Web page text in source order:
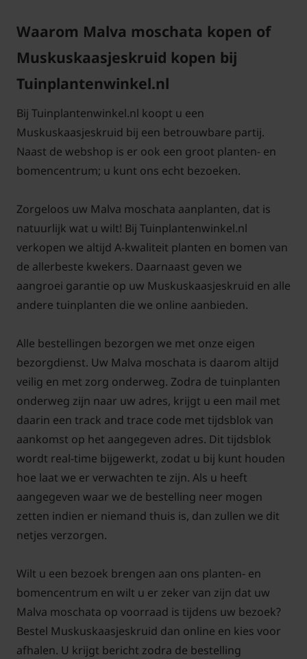
Een licht vochtige bodem heeft de voorkeur, maar
langdurig natte voeten worden niet goed verdragen.
Door uitgebloeide bloemen in de zomermaanden
weg te knippen, stimuleer je een tweede bloei in het
najaar en blijft de plant er verzorgd uitzien.
Deze soort uit de Kaasjeskruidfamilie laat zich
uitstekend combineren met andere vaste planten,
kleurrijke en ecologisch waardevolle border. Voor
een goede start is het aan te raden om bij het
aanplanten gebruik te maken van aanplantgrond en
meststoffen voor borders of bloemenweides. Zo
geniet je optimaal van deze prachtige plant, die niet
alleen je tuin, maar ook de lokale insecten en vogels
Standplaats Malva moschata
Muskuskaasjeskruid past goed in een natuurlijke
border, cottage-achtige beplanting of een wat losse,
zomerse tuin. Een plek in de zon of lichte
halfschaduw is geschikt. Met voldoende licht blijft de
plant stevig en bloeit zij langdurig. De grond mag
licht vochtig zijn.
Bij het planten de aarde rond de kluit mengen met
een goede aanplantgrond; dit ondersteunt de
houden, daarna redt Malva moschata zich meestal
met weinig extra zorg.
Malva moschata snoeien en
onderhouden
Waarom Malva moschata kopen of
Muskuskaasjeskruid kopen bij
Tuinplantenwinkel.nl
Bij Tuinplantenwinkel.nl koopt u een
Muskuskaasjeskruid bij een betrouwbare partij.
Naast de webshop is er ook een groot planten- en
bomencentrum; u kunt ons echt bezoeken.
Zorgeloos uw Malva moschata aanplanten, dat is
natuurlijk wat u wilt! Bij Tuinplantenwinkel.nl
verkopen we altijd A-kwaliteit planten en bomen van
de allerbeste kwekers. Daarnaast geven we
aangroei garantie op uw Muskuskaasjeskruid en alle
andere tuinplanten die we online aanbieden.
Alle bestellingen bezorgen we met onze eigen
bezorgdienst. Uw Malva moschata is daarom altijd
veilig en met zorg onderweg. Zodra de tuinplanten
onderweg zijn naar uw adres, krijgt u een mail met
daarin een track and trace code met tijdsblok van
aankomst op het aangegeven adres. Dit tijdsblok
wordt real-time bijgewerkt, zodat u bij kunt houden
hoe laat we er verwachten te zijn. Als u heeft
aangegeven waar we de bestelling neer mogen
zetten indien er niemand thuis is, dan zullen we dit
netjes verzorgen.
Wilt u een bezoek brengen aan ons planten- en
bomencentrum en wilt u er zeker van zijn dat uw
Malva moschata op voorraad is tijdens uw bezoek?
Bestel Muskuskaasjeskruid dan online en kies voor
afhalen. U krijgt bericht zodra de bestelling